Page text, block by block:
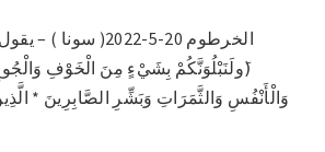
الخرطوم 20-5-2022(
(َولَنَبْلُوَنَّكُمْ بِشَيْءٍ مِنَ الْخَوْفِ
وَالْأَنْفُسِ وَالثَّمَرَاتِ وَبَشِّرِ الصَّابِرِينَ *